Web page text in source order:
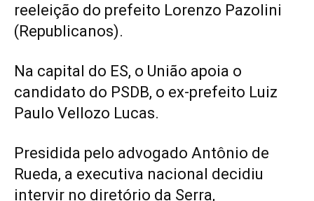
reeleição do prefeito Lorenzo Pazolini
(Republicanos).
Na capital do ES, o União apoia o
candidato do PSDB, o ex-prefeito Luiz
Paulo Vellozo Lucas.
Presidida pelo advogado Antônio de
Rueda, a executiva nacional decidiu
intervir no diretório da Serra,